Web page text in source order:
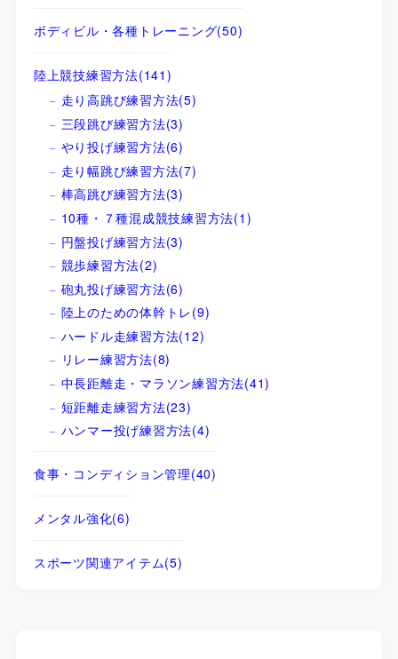
ボディビル・各種トレーニング(50)
陸上競技練習方法(141)
走り高跳び練習方法(5)
三段跳び練習方法(3)
やり投げ練習方法(6)
走り幅跳び練習方法(7)
棒高跳び練習方法(3)
10種・７種混成競技練習方法(1)
円盤投げ練習方法(3)
競歩練習方法(2)
砲丸投げ練習方法(6)
陸上のための体幹トレ(9)
ハードル走練習方法(12)
リレー練習方法(8)
中長距離走・マラソン練習方法(41)
短距離走練習方法(23)
ハンマー投げ練習方法(4)
食事・コンディション管理(40)
メンタル強化(6)
スポーツ関連アイテム(5)